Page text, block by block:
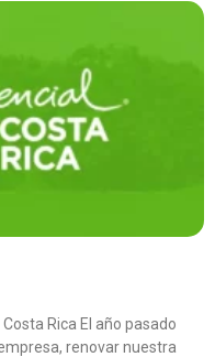
Rica El año pasado
renovar nuestra